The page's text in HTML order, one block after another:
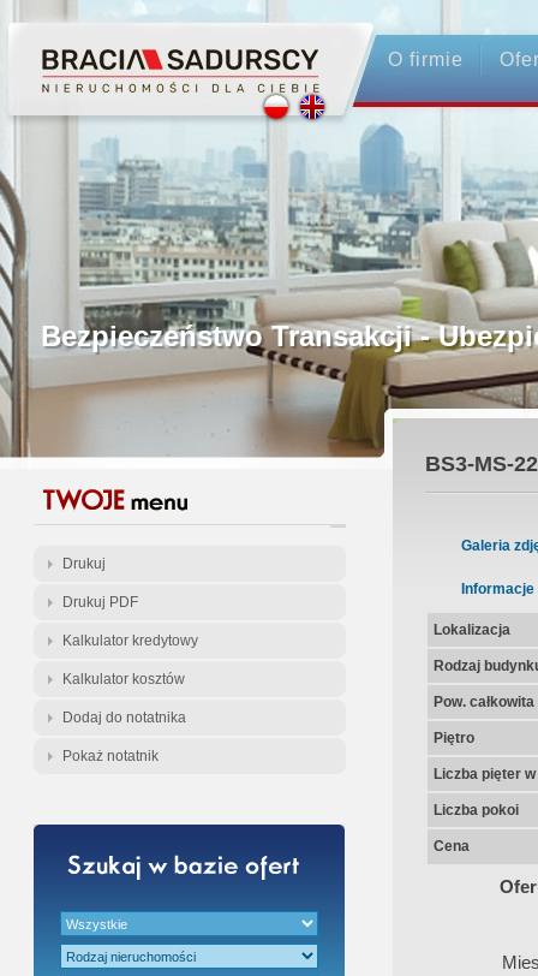
O firmie
Profesjonalne Pośrednictwo
Bezpieczeństwo Transakcji -
Licencjonowani Pośrednicy
Gwarancja Zwrotu Zadatku
Gratis - Przedwstępna Umowa
Drukuj
Drukuj PDF
Kalkulator kredytowy
Kalkulator kosztów
Dodaj do notatnika
Pokaż notatnik
BS3-MS-
Galeria
Informacje
Lokalizacja
Rodzaj
Pow.
Piętro
Liczba pięter
Liczba pokoi
Cena